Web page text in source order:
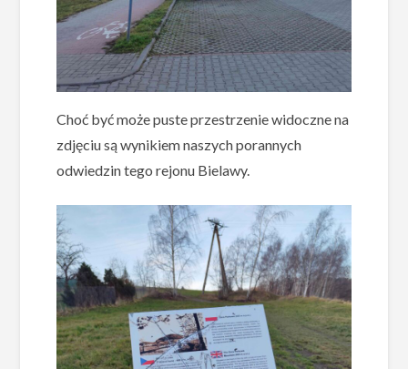
Choć być może puste przestrzenie widoczne na
zdjęciu są wynikiem naszych porannych
odwiedzin tego rejonu Bielawy.